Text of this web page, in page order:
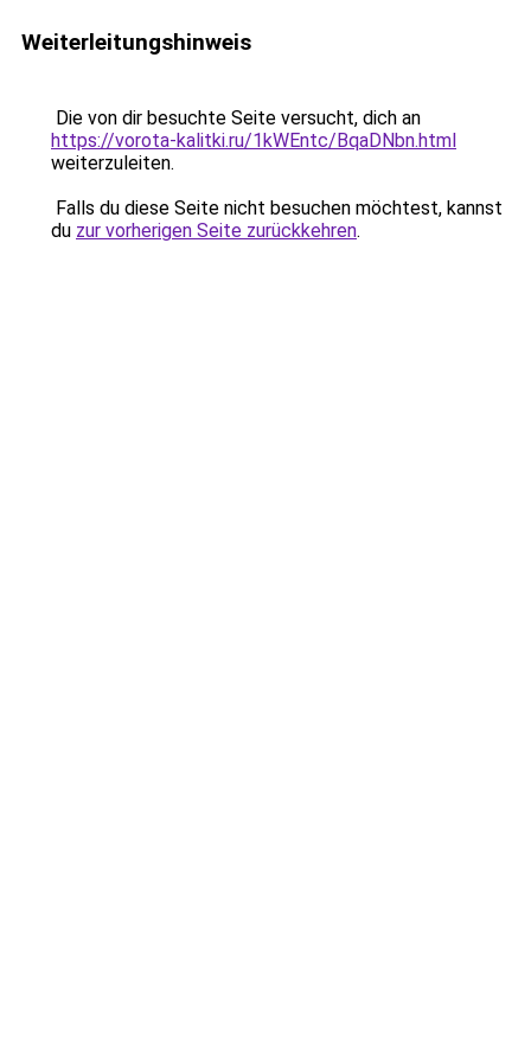
Weiterleitungshinweis
Die von dir besuchte Seite versucht, dich an
https://vorota-kalitki.ru/1kWEntc/BqaDNbn.html
weiterzuleiten.
Falls du diese Seite nicht besuchen möchtest, kannst
du zur vorherigen Seite zurückkehren.